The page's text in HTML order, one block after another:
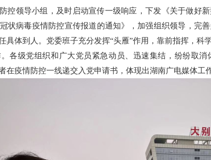
控领导小组，及时启动宣传一级响应，下发《关于做好
状病毒疫情防控宣传报道的通知》，加强组织领导，完
具体到人。党委班子充分发挥“头雁”作用，靠前指挥，科
各级党组织和广大党员紧急动员、迅速集结，纷纷取
在疫情防控一线递交入党申请书，体现出湖南广电媒体工